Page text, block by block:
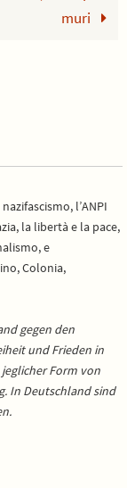
muri
l’ANPI
la libertà e la pace,
e
Colonia,
gegen den
und Frieden in
Form von
In Deutschland sind